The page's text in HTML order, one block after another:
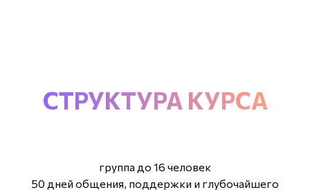
СТРУКТУРА КУРСА
группа до 16 человек
50 дней общения, поддержки и глубочайшего